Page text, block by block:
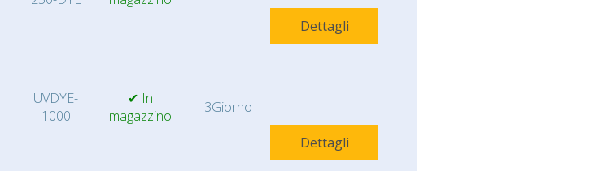
Dettagli
UVDYE-
1000
✔ In
magazzino
3Giorno
Dettagli